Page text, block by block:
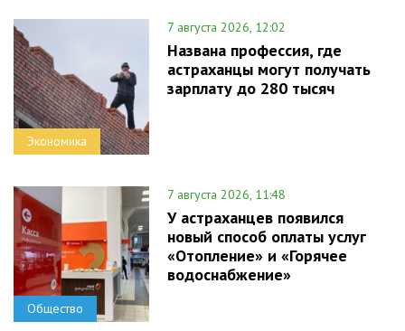
Экономика
7 августа 2026, 12:02
Названа профессия, где
астраханцы могут получать
зарплату до 280 тысяч
Общество
7 августа 2026, 11:48
У астраханцев появился
новый способ оплаты услуг
«Отопление» и «Горячее
водоснабжение»